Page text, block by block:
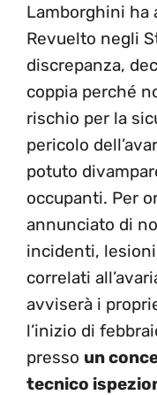
Lamborghini ha
Revuelto negli
discrepanza,
coppia perché
rischio per la
pericolo
potuto
occupanti. Per
annunciato di
incidenti,
correlati
avviserà i
l’inizio di
presso un
tecnico